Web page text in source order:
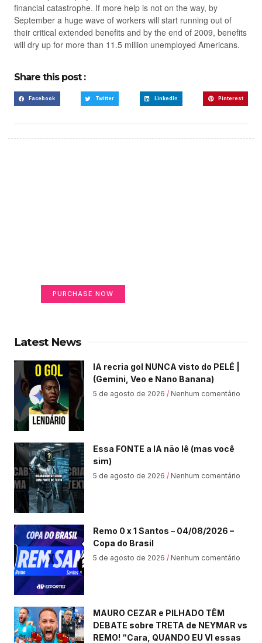
financial catastrophe. If more help is not on the way, by
September a huge wave of workers will start running out of
their critical extended benefits and by the end of 2009, benefits
will dry up for more than 11.5 million unemployed Americans.
Share this post :
Facebook Twitter LinkedIn Pinterest
PURCHASE NOW
Latest News
IA recria gol NUNCA visto do PELÉ |
(Gemini, Veo e Nano Banana)
5 de agosto de 2026 Nenhum comentário
Essa FONTE a IA não lê (mas você
sim)
5 de agosto de 2026 Nenhum comentário
Remo 0 x 1 Santos – 04/08/2026 –
Copa do Brasil
5 de agosto de 2026 Nenhum comentário
MAURO CEZAR e PILHADO TÊM
DEBATE sobre TRETA de NEYMAR vs
REMO! “Cara, QUANDO EU VI essas